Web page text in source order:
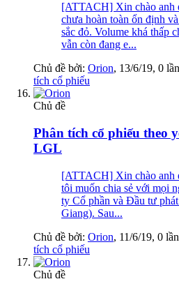
[ATTACH] Xin chào anh
chưa hoàn toàn ổn định
sắc đỏ. Volume khá thấp
vẫn còn đang e...
Chủ đề bởi: Orion, 13/6/19, 0
tích cổ phiếu
Chủ đề
Phân tích cổ phiếu theo
LGL
[ATTACH] Xin chào anh
tôi muốn chia sẻ với mọi
ty Cổ phần và Đầu tư
Giang). Sau...
Chủ đề bởi: Orion, 11/6/19, 0
tích cổ phiếu
Chủ đề